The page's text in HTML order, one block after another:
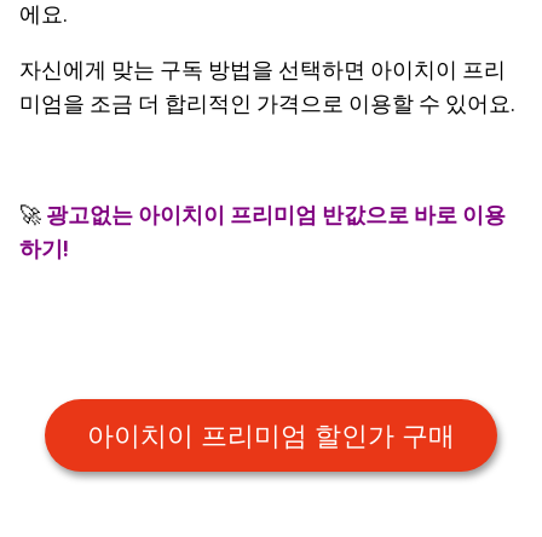
에요.
자신에게 맞는 구독 방법을 선택하면 아이치이 프리
미엄을 조금 더 합리적인 가격으로 이용할 수 있어요.
🚀 광고없는 아이치이 프리미엄 반값으로 바로 이용
하기!
아이치이 프리미엄 할인가 구매